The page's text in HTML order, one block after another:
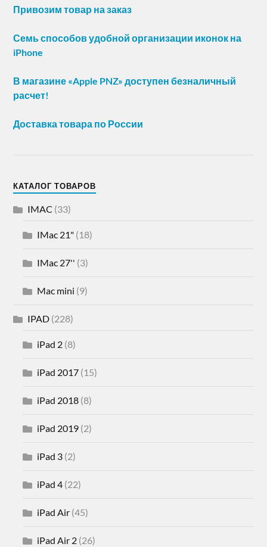
Привозим товар на заказ
Семь способов удобной организации иконок на
iPhone
В магазине «Apple PNZ» доступен безналичный
расчет!
Доставка товара по России
КАТАЛОГ ТОВАРОВ
IMAC (33)
IMac 21" (18)
IMac 27'' (3)
Mac mini (9)
IPAD (228)
iPad 2 (8)
iPad 2017 (15)
iPad 2018 (8)
iPad 2019 (2)
iPad 3 (2)
iPad 4 (22)
iPad Air (45)
iPad Air 2 (26)